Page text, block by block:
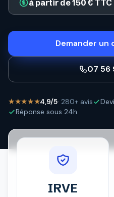
à partir de 150 € TTC
Demander un
07 56
★★★★★4,9/5· 280+ avis
Réponse sous 24h
IRVE